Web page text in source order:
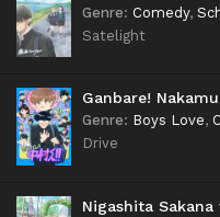
Genre: Comedy,
Satelight
Ganbare!
Genre: Boys Love,
Drive
Nigashita